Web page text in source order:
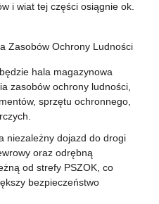
i wiat tej części osiągnie ok.
Zasobów Ochrony Ludności
hala magazynowa
zasobów ochrony ludności,
sprzętu ochronnego,
niezależny dojazd do drogi
oraz odrębną
od strefy PSZOK, co
bezpieczeństwo